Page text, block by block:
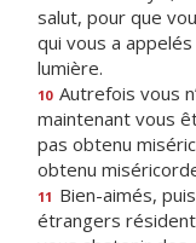
salut, pour que
qui vous a
lumière.
10 Autrefois vous
maintenant vous
pas obtenu
obtenu
11 Bien-aimés,
étrangers